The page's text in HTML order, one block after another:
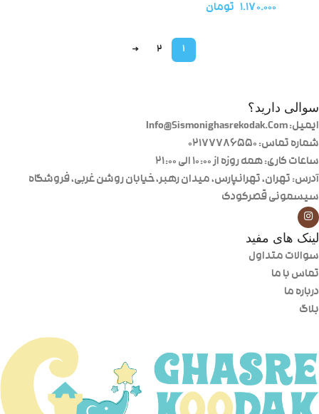
۱.۱۷۰.۰۰۰ تومان
1
2
→
سوالی دارید؟
ایمیل: Info@Sismonighasrekodak.Com
شماره تماس: 02177786550
ساعات کاری: همه روزه از ۱۰:۰۰ الی ۲۱:۰۰
آدرس: تهران، تهرانپارس، میدان رهبر، خیابان روشن غربی، فروشگاه
سیسمونی قصرکودک
لینک های مفید
سوالات متداول
تماس با ما
درباره ما
بلاگ